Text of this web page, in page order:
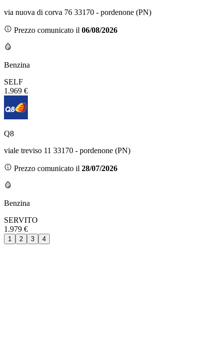
via nuova di corva 76 33170 - pordenone (PN)
Prezzo comunicato il 06/08/2026
Benzina
SELF
1.969 €
Q8
viale treviso 11 33170 - pordenone (PN)
Prezzo comunicato il 28/07/2026
Benzina
SERVITO
1.979 €
1 2 3 4